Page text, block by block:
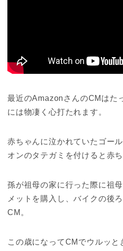
最近のAmazonさんのCMはた
には物凄く心打たれます。
赤ちゃんに泣かれていたゴー
オンのタテガミを付けると赤
孫が祖母の家に行った際に祖
メットを購入し、バイクの後
CM。
この歳になってCMでウルッと